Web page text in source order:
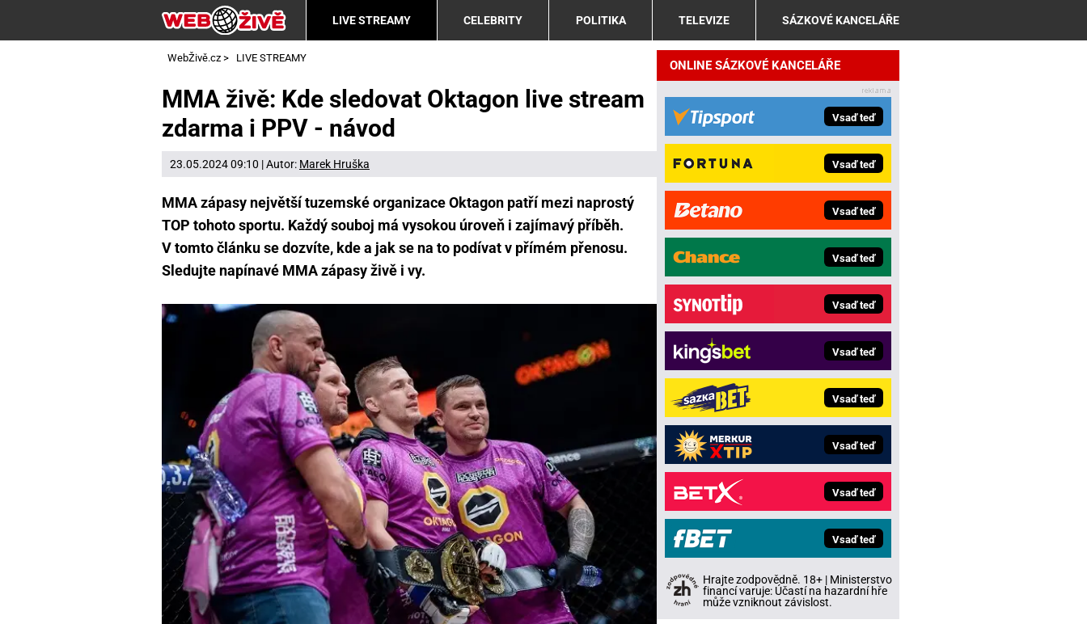
LIVE STREAMY CELEBRITY POLITIKA TELEVIZE SÁZKOVÉ KANCELÁŘE
WebŽivě.cz > LIVE STREAMY
MMA živě: Kde sledovat Oktagon live stream
zdarma i PPV - návod
23.05.2024 09:10 | Autor: Marek Hruška
MMA zápasy největší tuzemské organizace Oktagon patří mezi naprostý
TOP tohoto sportu. Každý souboj má vysokou úroveň i zajímavý příběh.
V tomto článku se dozvíte, kde a jak se na to podívat v přímém přenosu.
Sledujte napínavé MMA zápasy živě i vy.
ONLINE SÁZKOVÉ KANCELÁŘE
Vsaď teď
Vsaď teď
Vsaď teď
Vsaď teď
Vsaď teď
Vsaď teď
Vsaď teď
Vsaď teď
Vsaď teď
Vsaď teď
Hrajte zodpovědně. 18+ | Ministerstvo
financí varuje: Účastí na hazardní hře
může vzniknout závislost.